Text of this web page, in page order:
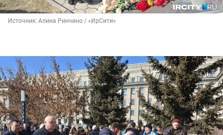
Источник: Алина Ринчино / «ИрСити»